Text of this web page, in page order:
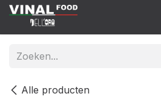
Overslaan naar inhoud
Alle producten